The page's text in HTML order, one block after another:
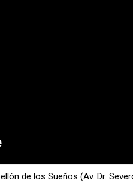
de los Sueños (Av. Dr.